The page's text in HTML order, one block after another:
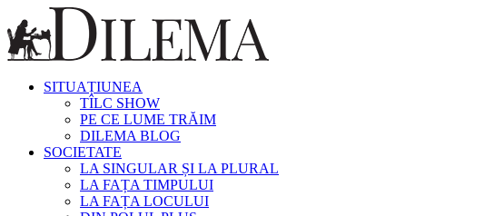
SITUAȚIUNEA
TÎLC SHOW
PE CE LUME TRĂIM
DILEMA BLOG
SOCIETATE
LA SINGULAR ȘI LA PLURAL
LA FAȚA TIMPULUI
LA FAȚA LOCULUI